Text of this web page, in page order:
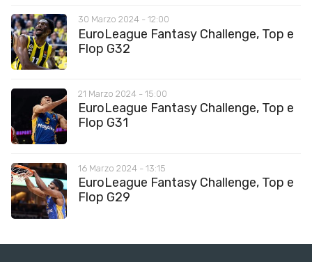
30 Marzo 2024 - 12:00
EuroLeague Fantasy Challenge, Top e
Flop G32
21 Marzo 2024 - 15:00
EuroLeague Fantasy Challenge, Top e
Flop G31
16 Marzo 2024 - 13:15
EuroLeague Fantasy Challenge, Top e
Flop G29